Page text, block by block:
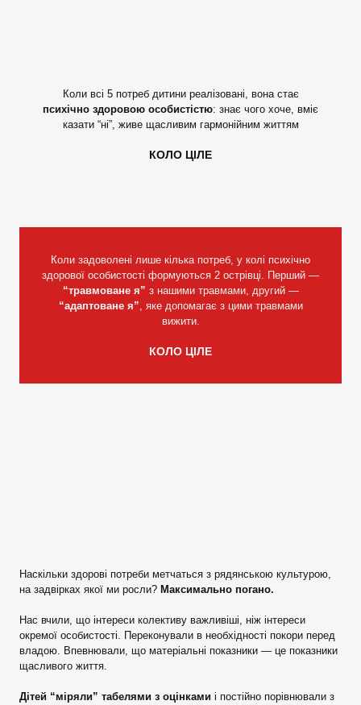
Коли всі 5 потреб дитини реалізовані, вона стає
психічно здоровою особистістю: знає чого хоче, вміє
казати “ні”, живе щасливим гармонійним життям
КОЛО ЦІЛЕ
Коли задоволені лише кілька потреб, у колі психічно
здорової особистості формуються 2 острівці. Перший —
“травмоване я” з нашими травмами, другий —
“адаптоване я”, яке допомагає з цими травмами
вижити.
КОЛО ЦІЛЕ
Наскільки здорові потреби метчаться з рядянською культурою,
на задвірках якої ми росли? Максимально погано.
Нас вчили, що інтереси колективу важливіші, ніж інтереси
окремої особистості. Переконували в необхідності покори перед
владою. Впевнювали, що матеріальні показники — це показники
щасливого життя.
Дітей “міряли” табелями з оцінками і постійно порівнювали з